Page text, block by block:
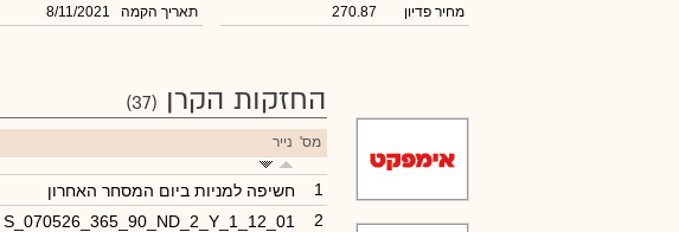
מחיר פדיון
270.87
תאריך הקמה
8/11/2021
החזקות הקרן (37)
מס' נייר
1 חשיפה למניות ביום המסחר האחרון
2
S_070526_365_90_ND_2_Y_1_12_01